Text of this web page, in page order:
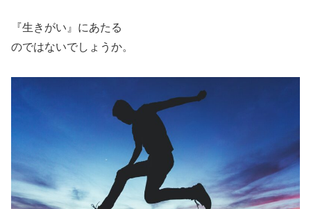
『生きがい』にあたる
のではないでしょうか。